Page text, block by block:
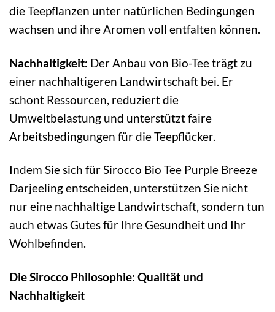
die Teepflanzen unter natürlichen Bedingungen
wachsen und ihre Aromen voll entfalten können.
Nachhaltigkeit: Der Anbau von Bio-Tee trägt zu
einer nachhaltigeren Landwirtschaft bei. Er
schont Ressourcen, reduziert die
Umweltbelastung und unterstützt faire
Arbeitsbedingungen für die Teepflücker.
Indem Sie sich für Sirocco Bio Tee Purple Breeze
Darjeeling entscheiden, unterstützen Sie nicht
nur eine nachhaltige Landwirtschaft, sondern tun
auch etwas Gutes für Ihre Gesundheit und Ihr
Wohlbefinden.
Die Sirocco Philosophie: Qualität und
Nachhaltigkeit